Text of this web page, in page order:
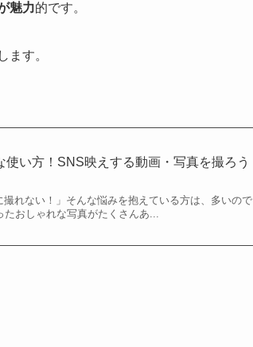
魅力的です。
ます。
使い方！SNS映えする動画・写真を撮ろう
撮れない！」そんな悩みを抱えている方は、多いので
おしゃれな写真がたくさんあ...